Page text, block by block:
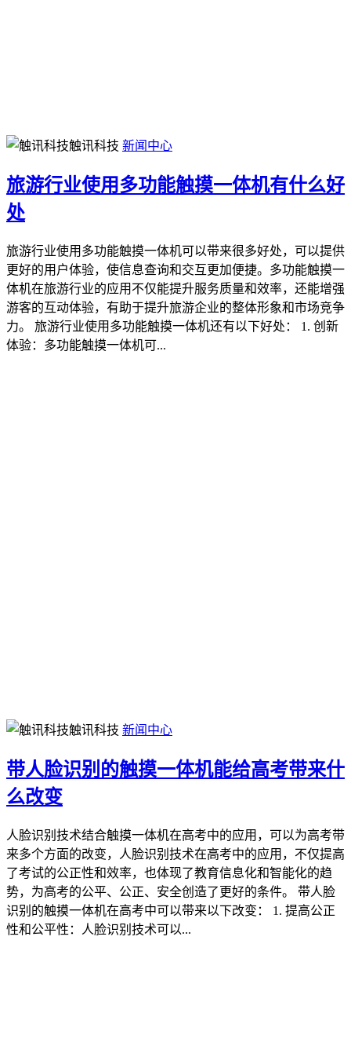
触讯科技 新闻中心
旅游行业使用多功能触摸一体机有什么好
处
旅游行业使用多功能触摸一体机可以带来很多好处，可以提供
更好的用户体验，使信息查询和交互更加便捷。多功能触摸一
体机在旅游行业的应用不仅能提升服务质量和效率，还能增强
游客的互动体验，有助于提升旅游企业的整体形象和市场竞争
力。 旅游行业使用多功能触摸一体机还有以下好处： 1. 创新
体验：多功能触摸一体机可...
触讯科技 新闻中心
带人脸识别的触摸一体机能给高考带来什
么改变
人脸识别技术结合触摸一体机在高考中的应用，可以为高考带
来多个方面的改变，人脸识别技术在高考中的应用，不仅提高
了考试的公正性和效率，也体现了教育信息化和智能化的趋
势，为高考的公平、公正、安全创造了更好的条件。 带人脸
识别的触摸一体机在高考中可以带来以下改变： 1. 提高公正
性和公平性：人脸识别技术可以...